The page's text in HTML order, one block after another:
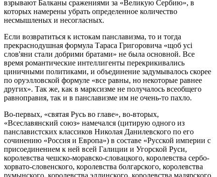
взрывают Балканы сражениями за «Великую Сербию», в
которых намерены убрать определенное количество
несмышленых и несогласных.
Если возвратиться к истокам панславизма, то и тогда
прекраснодушная формула Тараса Григоровича «щоб yci
слов'яни стали добрими братами» не была основной. Все
время романтические интеллигенты перекрикивались
циничными политиками, и объединение задумывалось скорее
по оруэлловской формуле «все равны, но некоторые равнее
других». Так же, как в марксизме не получалось всеобщего
равноправия, так и в панславизме им не очень-то пахло.
Во-первых, «святая Русь во главе», во-вторых,
«Всеславянский союз» намечался (цитирую одного из
панславистских классиков Николая Данилевского по его
сочинению «Россия и Европа») в составе «Русской империи с
присоединением к ней всей Галиции и Угорской Руси,
королевства чешско-моравско-словацкого, королевства сербо-
хорвато-словенского, королевства болгарского, королевства
румынского, королевства эллинского, королевства мадярского